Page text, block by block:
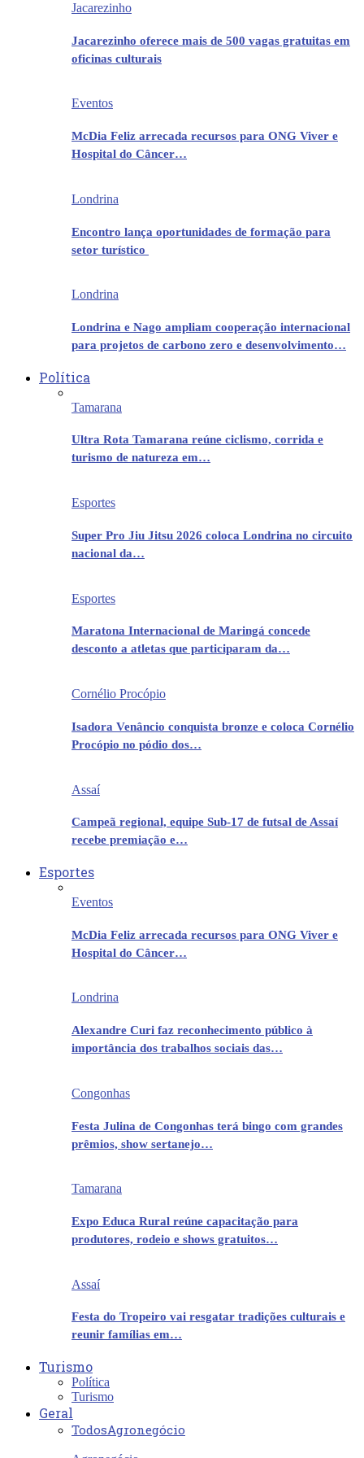
Jacarezinho
Jacarezinho oferece mais de 500 vagas gratuitas em
oficinas culturais
Eventos
McDia Feliz arrecada recursos para ONG Viver e
Hospital do Câncer…
Londrina
Encontro lança oportunidades de formação para
setor turístico
Londrina
Londrina e Nago ampliam cooperação internacional
para projetos de carbono zero e desenvolvimento…
Política
Tamarana
Ultra Rota Tamarana reúne ciclismo, corrida e
turismo de natureza em…
Esportes
Super Pro Jiu Jitsu 2026 coloca Londrina no circuito
nacional da…
Esportes
Maratona Internacional de Maringá concede
desconto a atletas que participaram da…
Cornélio Procópio
Isadora Venâncio conquista bronze e coloca Cornélio
Procópio no pódio dos…
Assaí
Campeã regional, equipe Sub-17 de futsal de Assaí
recebe premiação e…
Esportes
Eventos
McDia Feliz arrecada recursos para ONG Viver e
Hospital do Câncer…
Londrina
Alexandre Curi faz reconhecimento público à
importância dos trabalhos sociais das…
Congonhas
Festa Julina de Congonhas terá bingo com grandes
prêmios, show sertanejo…
Tamarana
Expo Educa Rural reúne capacitação para
produtores, rodeio e shows gratuitos…
Assaí
Festa do Tropeiro vai resgatar tradições culturais e
reunir famílias em…
Turismo
Política
Turismo
Geral
TodosAgronegócio